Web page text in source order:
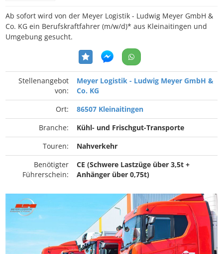
Ab sofort wird von der Meyer Logistik - Ludwig Meyer GmbH &
Co. KG ein Berufskraftfahrer (m/w/d)* aus Kleinaitingen und
Umgebung gesucht.
Stellenangebot
von:
Meyer Logistik - Ludwig Meyer GmbH &
Co. KG
Ort:
86507 Kleinaitingen
Branche:
Kühl- und Frischgut-Transporte
Touren:
Nahverkehr
Benötigter
Führerschein:
CE (Schwere Lastzüge über 3,5t +
Anhänger über 0,75t)